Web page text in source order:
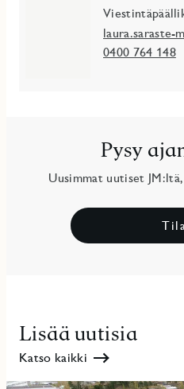
laura.saraste-
0400 764 148
Pysy
Uusimmat uutiset
Lisää uutisia
Katso kaikki